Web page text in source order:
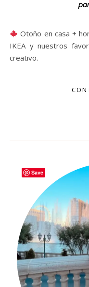
Otoño en casa +
IKEA y nuestros
creativo.
Save